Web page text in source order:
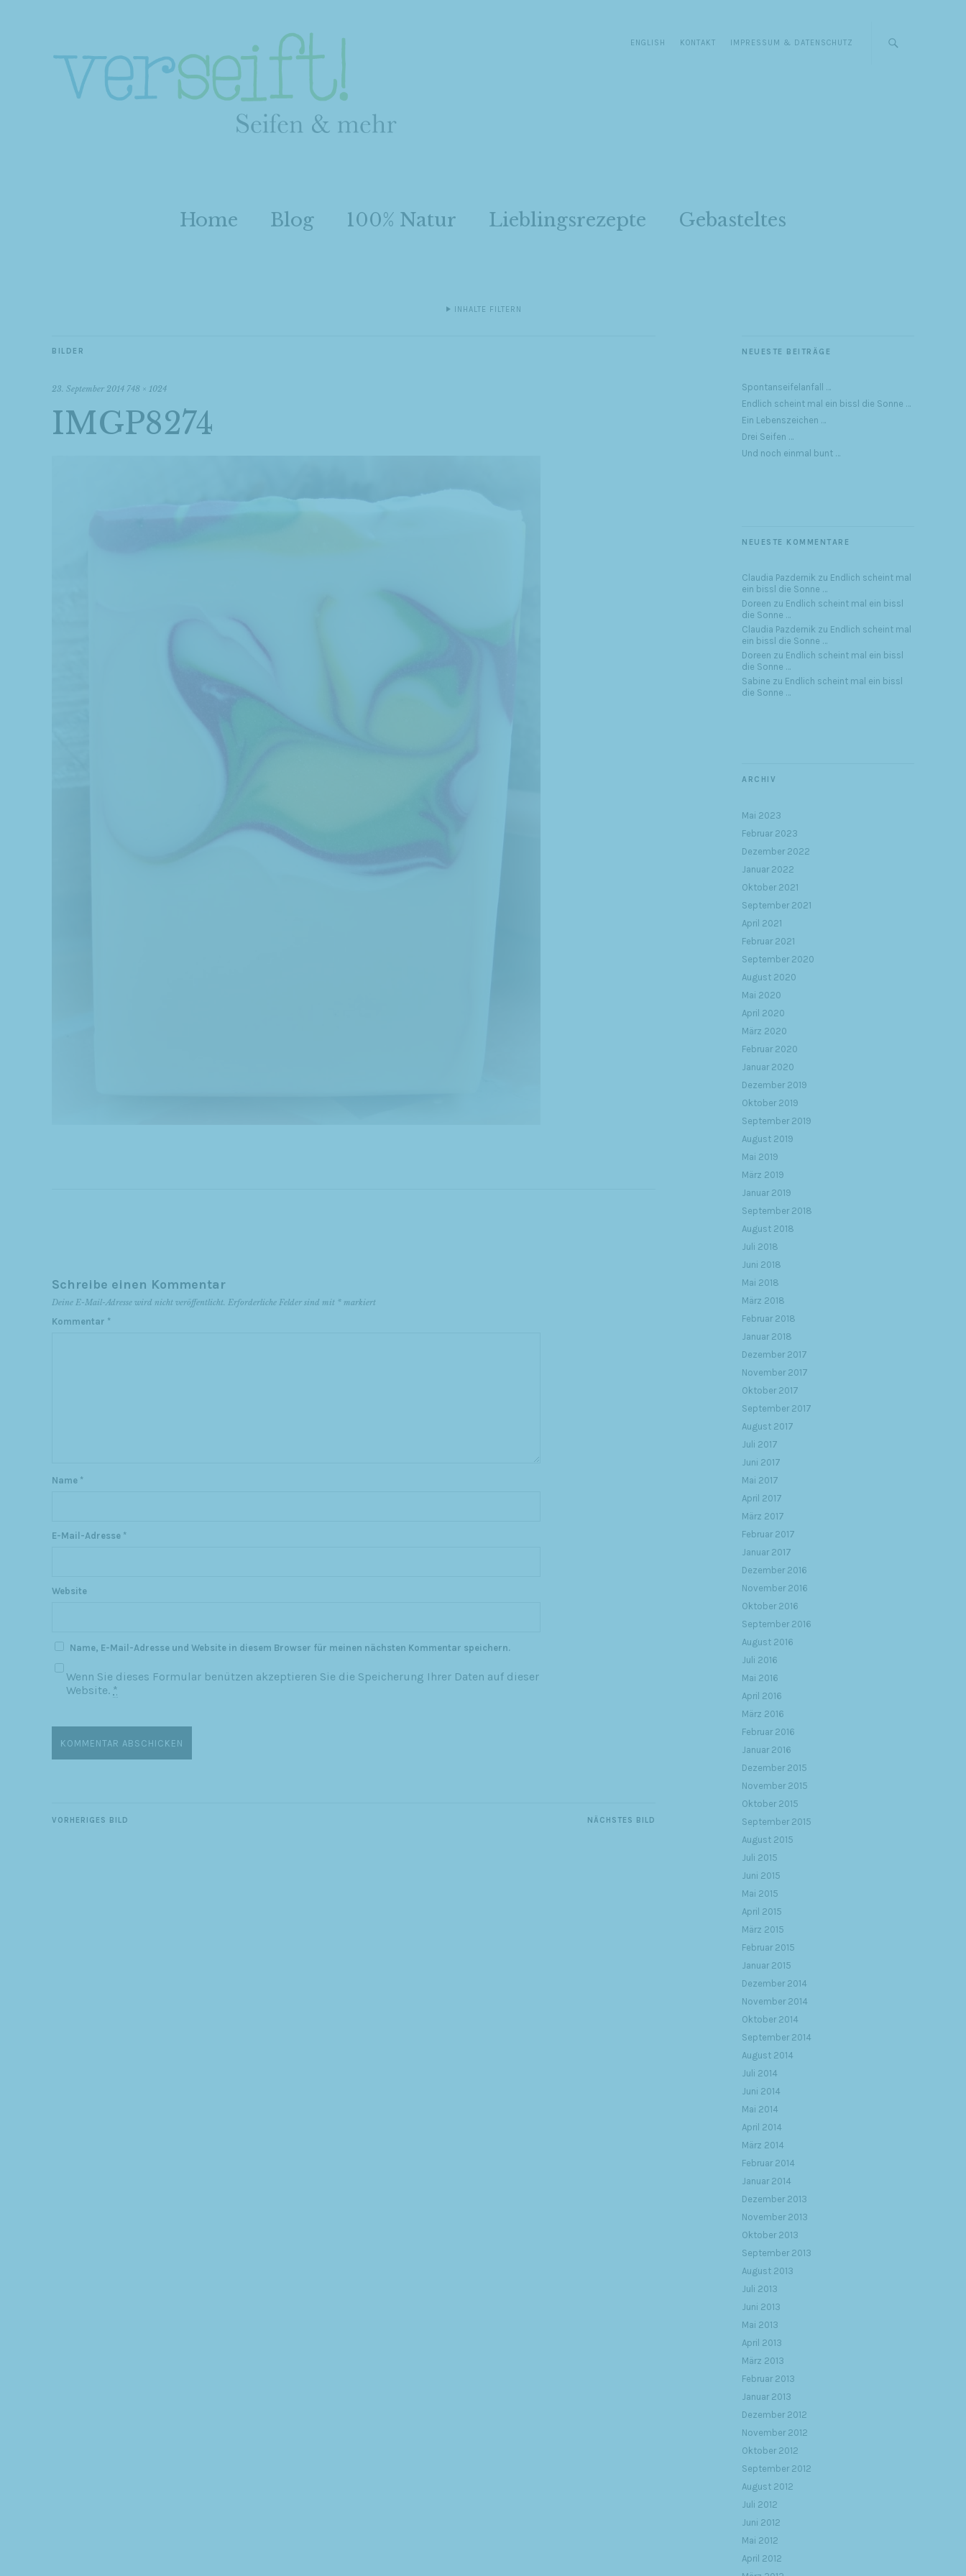
ENGLISH KONTAKT IMPRESSUM & DATENSCHUTZ
Home Blog 100% Natur Lieblingsrezepte Gebasteltes
INHALTE FILTERN
BILDER
23. September 2014 748 × 1024
IMGP8274
Schreibe einen Kommentar
Deine E-Mail-Adresse wird nicht veröffentlicht. Erforderliche Felder sind mit * markiert
Kommentar *
Name *
E-Mail-Adresse *
Website
Name, E-Mail-Adresse und Website in diesem Browser für meinen nächsten Kommentar speichern.
Wenn Sie dieses Formular benützen akzeptieren Sie die Speicherung Ihrer Daten auf dieser
Website. *
NÄCHSTES BILD
VORHERIGES BILD
NEUESTE BEITRÄGE
Spontanseifelanfall …
Endlich scheint mal ein bissl die Sonne …
Ein Lebenszeichen …
Drei Seifen …
Und noch einmal bunt …
NEUESTE KOMMENTARE
Claudia Pazdernik zu Endlich scheint mal
ein bissl die Sonne …
Doreen zu Endlich scheint mal ein bissl
die Sonne …
Claudia Pazdernik zu Endlich scheint mal
ein bissl die Sonne …
Doreen zu Endlich scheint mal ein bissl
die Sonne …
Sabine zu Endlich scheint mal ein bissl
die Sonne …
ARCHIV
Mai 2023
Februar 2023
Dezember 2022
Januar 2022
Oktober 2021
September 2021
April 2021
Februar 2021
September 2020
August 2020
Mai 2020
April 2020
März 2020
Februar 2020
Januar 2020
Dezember 2019
Oktober 2019
September 2019
August 2019
Mai 2019
März 2019
Januar 2019
September 2018
August 2018
Juli 2018
Juni 2018
Mai 2018
März 2018
Februar 2018
Januar 2018
Dezember 2017
November 2017
Oktober 2017
September 2017
August 2017
Juli 2017
Juni 2017
Mai 2017
April 2017
März 2017
Februar 2017
Januar 2017
Dezember 2016
November 2016
Oktober 2016
September 2016
August 2016
Juli 2016
Mai 2016
April 2016
März 2016
Februar 2016
Januar 2016
Dezember 2015
November 2015
Oktober 2015
September 2015
August 2015
Juli 2015
Juni 2015
Mai 2015
April 2015
März 2015
Februar 2015
Januar 2015
Dezember 2014
November 2014
Oktober 2014
September 2014
August 2014
Juli 2014
Juni 2014
Mai 2014
April 2014
März 2014
Februar 2014
Januar 2014
Dezember 2013
November 2013
Oktober 2013
September 2013
August 2013
Juli 2013
Juni 2013
Mai 2013
April 2013
März 2013
Februar 2013
Januar 2013
Dezember 2012
November 2012
Oktober 2012
September 2012
August 2012
Juli 2012
Juni 2012
Mai 2012
April 2012